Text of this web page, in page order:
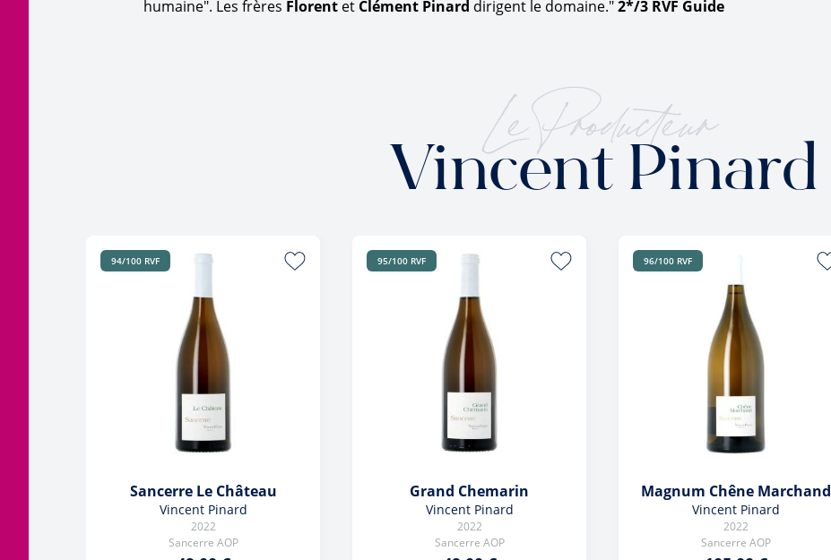
humaine". Les frères Florent et Clément Pinard dirigent le domaine."2*/3 RVF Guide
Le Producteur
Vincent Pinard
94/100 RVF
Sancerre Le Château
Vincent Pinard
2022
Sancerre AOP
95/100 RVF
Grand Chemarin
Vincent Pinard
2022
Sancerre AOP
96/100 RVF
Magnum Chêne Marchand
Vincent Pinard
2022
Sancerre AOP